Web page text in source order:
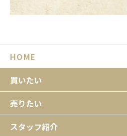
HOME
買いたい
売りたい
スタッフ紹介